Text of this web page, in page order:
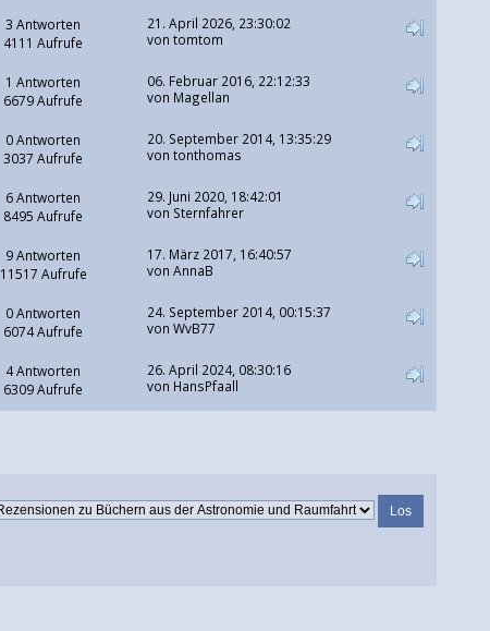
3 Antworten
4111 Aufrufe
21. April 2026, 23:30:02
von tomtom
1 Antworten
6679 Aufrufe
06. Februar 2016, 22:12:33
von Magellan
0 Antworten
3037 Aufrufe
20. September 2014, 13:35:29
von tonthomas
6 Antworten
8495 Aufrufe
29. Juni 2020, 18:42:01
von Sternfahrer
9 Antworten
11517 Aufrufe
17. März 2017, 16:40:57
von AnnaB
0 Antworten
6074 Aufrufe
24. September 2014, 00:15:37
von WvB77
4 Antworten
6309 Aufrufe
26. April 2024, 08:30:16
von HansPfaall